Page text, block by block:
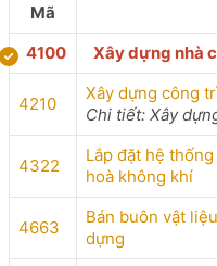
Mã
4100
Xây dựng nhà
4210
Xây dựng công
Chi tiết: Xây
4322
Lắp đặt hệ
hoà không khí
4663
Bán buôn vật
dựng